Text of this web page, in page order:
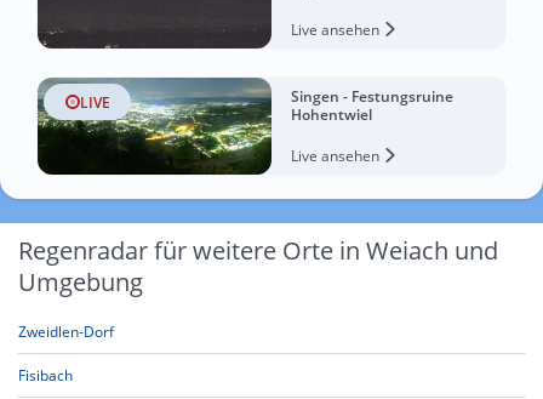
Live ansehen
LIVE
Singen - Festungsruine
Hohentwiel
Live ansehen
Regenradar für weitere Orte in Weiach und
Umgebung
Zweidlen-Dorf
Fisibach